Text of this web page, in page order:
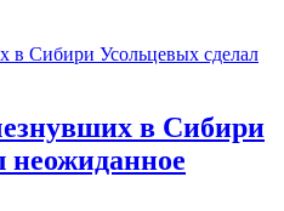
в Сибири
неожиданное